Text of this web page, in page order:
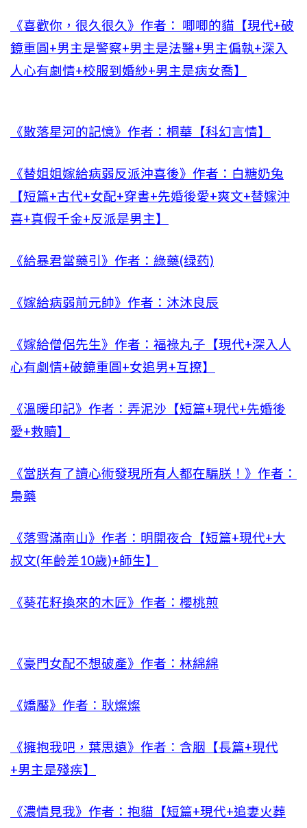
《喜歡你，很久很久》作者： 唧唧的貓【現代+破
鏡重圓+男主是警察+男主是法醫+男主偏執+深入
人心有劇情+校服到婚紗+男主是病女喬】
《散落星河的記憶》作者：桐華【科幻言情】
《替姐姐嫁給病弱反派沖喜後》作者：白糖奶兔
【短篇+古代+女配+穿書+先婚後愛+爽文+替嫁沖
喜+真假千金+反派是男主】
《給暴君當藥引》作者：綠藥(绿药)
《嫁給病弱前元帥》作者：沐沐良辰
《嫁給僧侶先生》作者：福祿丸子【現代+深入人
心有劇情+破鏡重圓+女追男+互撩】
《溫暖印記》作者：弄泥沙【短篇+現代+先婚後
愛+救贖】
《當朕有了讀心術發現所有人都在騙朕！》作者：
梟藥
《落雪滿南山》作者：明開夜合【短篇+現代+大
叔文(年齡差10歲)+師生】
《葵花籽換來的木匠》作者：櫻桃煎
《豪門女配不想破產》作者：林綿綿
《嬌靨》作者：耿燦燦
《擁抱我吧，葉思遠》作者：含胭【長篇+現代
+男主是殘疾】
《濃情見我》作者：抱貓【短篇+現代+追妻火葬